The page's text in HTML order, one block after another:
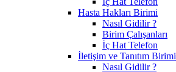
Hasta Hakları Birimi
Nasıl Gidilir ?
Birim Çalışanları
İç Hat Telefon
İletişim ve Tanıtım Birimi
Nasıl Gidilir ?